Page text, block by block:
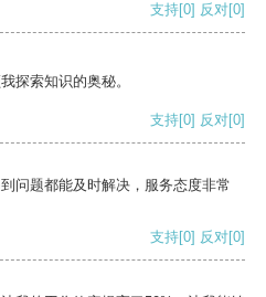
支持[0] 反对[0]
探索知识的奥秘。
支持[0] 反对[0]
问题都能及时解决，服务态度非常
支持[0] 反对[0]